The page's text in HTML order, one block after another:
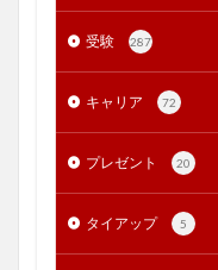
受験 287
キャリア 72
プレゼント 20
タイアップ 5